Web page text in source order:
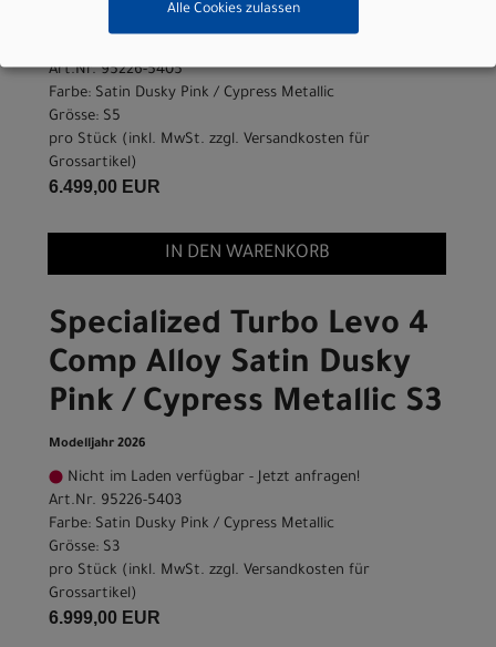
Art.Nr. 95226-5405
Farbe: Satin Dusky Pink / Cypress Metallic
Grösse: S5
pro Stück (inkl. MwSt. zzgl. Versandkosten für
Grossartikel)
6.499,00 EUR
IN DEN WARENKORB
Specialized Turbo Levo 4
Comp Alloy Satin Dusky
Pink / Cypress Metallic S3
Modelljahr 2026
Nicht im Laden verfügbar - Jetzt anfragen!
Art.Nr. 95226-5403
Farbe: Satin Dusky Pink / Cypress Metallic
Grösse: S3
pro Stück (inkl. MwSt. zzgl. Versandkosten für
Grossartikel)
6.999,00 EUR
Alle Cookies zulassen